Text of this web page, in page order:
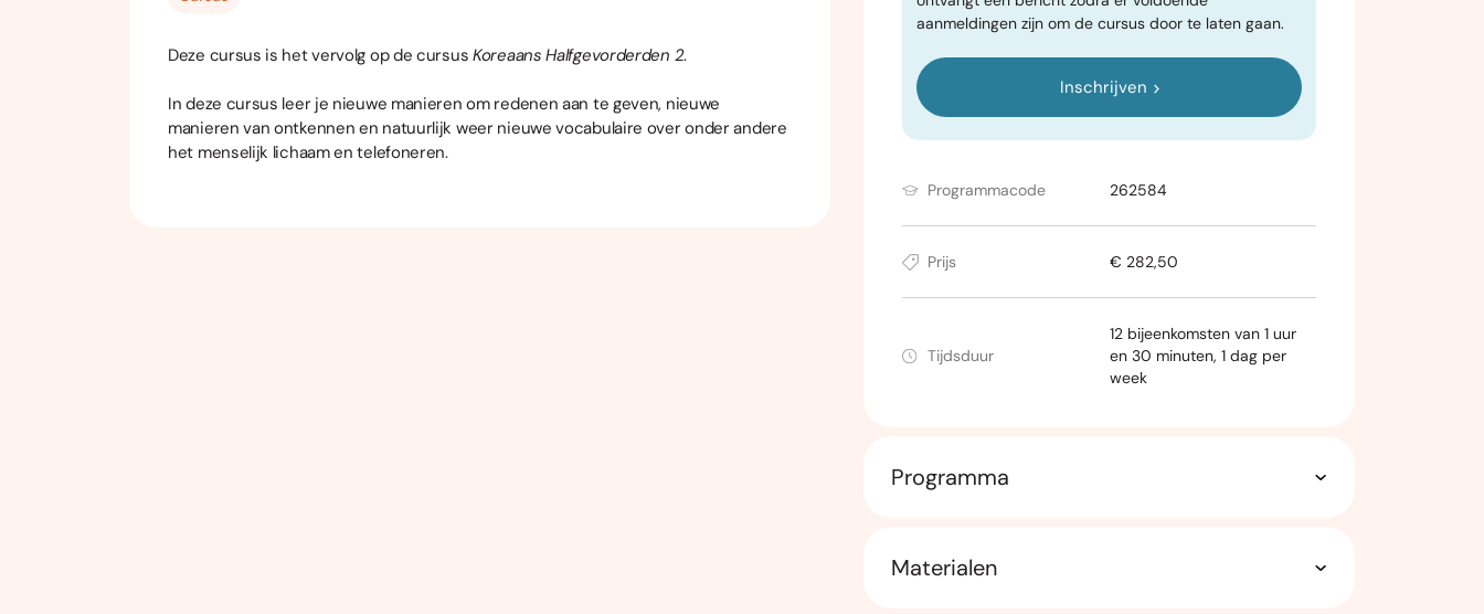
Deze cursus is het vervolg op de cursus Koreaans Halfgevorderden 2.
In deze cursus leer je nieuwe manieren om redenen aan te geven, nieuwe
manieren van ontkennen en natuurlijk weer nieuwe vocabulaire over onder andere
het menselijk lichaam en telefoneren.
aanmeldingen zijn om de cursus door te laten gaan.
Inschrijven
Programmacode 262584
Prijs € 282,50
Tijdsduur
12 bijeenkomsten van 1 uur
en 30 minuten, 1 dag per
week
Programma
Materialen